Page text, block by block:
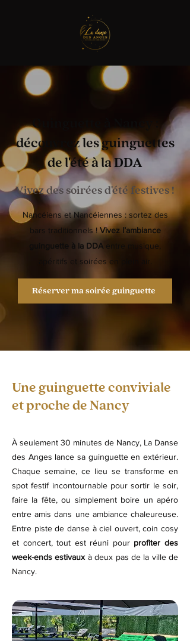
Guinguette à Nancy :
découvrez les guinguettes
de l'été à la DDA
Vivez des soirées d'été festives !
Nancéiens et Nancéiennes : sortez des
bars traditionnels !Vivez l’ambiance
guinguette à la DDA entre musique,
apéritifs et soirées en plein air.
Réserver ma soirée guinguette
Une guinguette conviviale
et proche de Nancy
À seulement 30 minutes de Nancy, La Danse
des Anges lance sa guinguette en extérieur.
Chaque semaine, ce lieu se transforme en
spot festif incontournable pour sortir le soir,
faire la fête, ou simplement boire un apéro
entre amis dans une ambiance chaleureuse.
Entre piste de danse à ciel ouvert, coin cosy
et concert, tout est réuni pour profiter des
week-ends estivaux à deux pas de la ville de
Nancy.